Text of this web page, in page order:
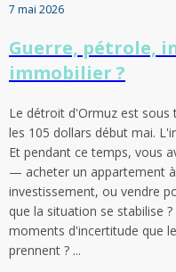
7 mai 2026
Guerre, pétrole,
immobilier ?
Le détroit d'Ormuz est sous
les 105 dollars début mai.
Et pendant ce temps, vous
— acheter un appartement
investissement, ou vendre
que la situation se stabilise
moments d'incertitude que
prennent ? ...